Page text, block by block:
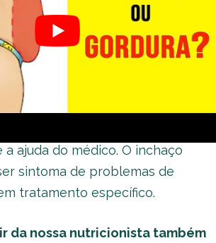
corpo pode ter uma maior
no organismo.
for abrupto, de uma hora para a
ajuda do médico. O inchaço
sintoma de problemas de
tratamento específico.
da nossa nutricionista também